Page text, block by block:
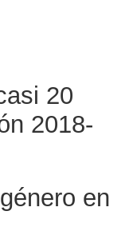
20
2018-
en